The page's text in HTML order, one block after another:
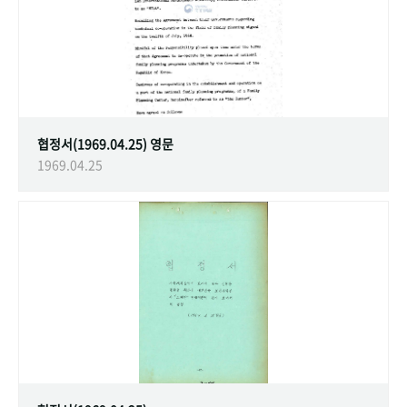
협정서(1969.04.25) 영문
1969.04.25